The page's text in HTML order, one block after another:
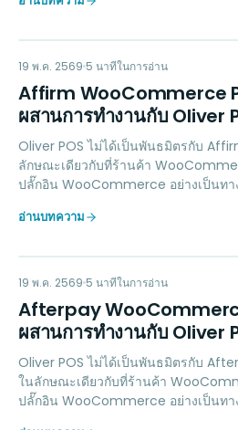
AW
PAYMENTS
19 พ.ค. 2569 5 นาทีในการอ่าน
Affirm WooCommerce
ผสานการทำงานกับ Oliver
Oliver POS ไม่ได้เป็นพันธมิตรกับ
ลักษณะเดียวกับที่ร้านค้า
ปลั๊กอิน WooCommerce อย่างเป็นท
อ่านบทความ
AW
PAYMENTS
19 พ.ค. 2569 5 นาทีในการอ่าน
Afterpay
ผสานการทำงานกับ Oliver
Oliver POS ไม่ได้เป็นพันธมิตรกับ
ในลักษณะเดียวกับที่ร้านค้า
ปลั๊กอิน WooCommerce อย่างเป็นท